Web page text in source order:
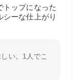
トップになった
ーな仕上がり
い。1人でこ